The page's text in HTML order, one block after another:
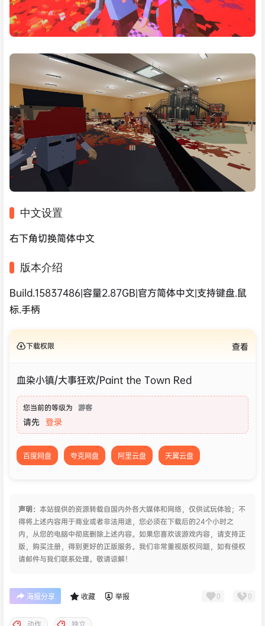
中文设置
右下角切换简体中文
版本介绍
Build.15837486|容量2.87GB|官方简体中文|支持键盘.鼠
标.手柄
下载权限 查看
血染小镇/大事狂欢/Paint the Town Red
您当前的等级为 游客
请先 登录
百度网盘 夸克网盘 阿里云盘 天翼云盘
声明： 本站提供的资源转载自国内外各大媒体和网络，仅供试玩体验；不
得将上述内容用于商业或者非法用途，您必须在下载后的24个小时之
内，从您的电脑中彻底删除上述内容。如果您喜欢该游戏内容，请支持正
版，购买注册，得到更好的正版服务。我们非常重视版权问题，如有侵权
请邮件与我们联系处理。敬请谅解！
海报分享 收藏 举报 0 0